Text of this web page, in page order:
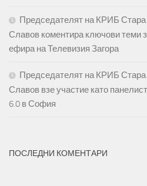
Председателят на КРИБ Стара
Славов коментира ключови теми
ефира на Телевизия Загора
Председателят на КРИБ Стара
Славов взе участие като
6.0 в София
ПОСЛЕДНИ КОМЕНТАРИ